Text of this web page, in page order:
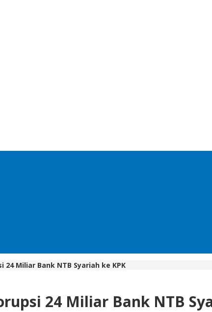
Miliar Bank NTB Syariah ke KPK
24 Miliar Bank NTB